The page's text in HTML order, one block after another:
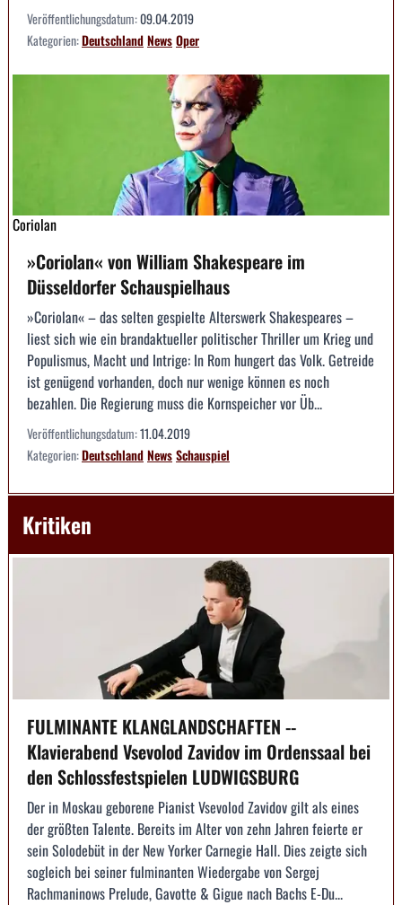
Veröffentlichungsdatum:09.04.2019
Kategorien:DeutschlandNewsOper
Coriolan
»Coriolan« von William Shakespeare im
Düsseldorfer Schauspielhaus
»Coriolan« – das selten gespielte Alterswerk Shakespeares –
liest sich wie ein brandaktueller politischer Thriller um Krieg und
Populismus, Macht und Intrige: In Rom hungert das Volk. Getreide
ist genügend vorhanden, doch nur wenige können es noch
bezahlen. Die Regierung muss die Kornspeicher vor Üb...
Veröffentlichungsdatum:11.04.2019
Kategorien:DeutschlandNewsSchauspiel
Kritiken
FULMINANTE KLANGLANDSCHAFTEN --
Klavierabend Vsevolod Zavidov im Ordenssaal bei
den Schlossfestspielen LUDWIGSBURG
Der in Moskau geborene Pianist Vsevolod Zavidov gilt als eines
der größten Talente. Bereits im Alter von zehn Jahren feierte er
sein Solodebüt in der New Yorker Carnegie Hall. Dies zeigte sich
sogleich bei seiner fulminanten Wiedergabe von Sergej
Rachmaninows Prelude, Gavotte & Gigue nach Bachs E-Du...